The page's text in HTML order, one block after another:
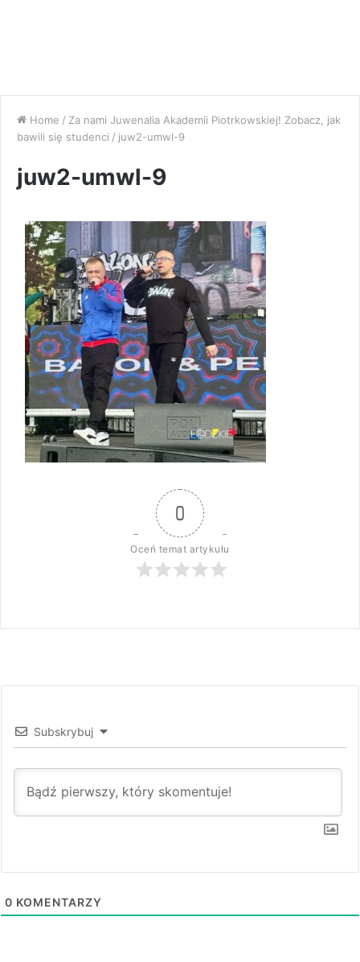
Home / Za nami Juwenalia Akademii Piotrkowskiej! Zobacz, jak
bawili się studenci / juw2-umwl-9
juw2-umwl-9
0
Oceń temat artykułu
Subskrybuj
0 KOMENTARZY